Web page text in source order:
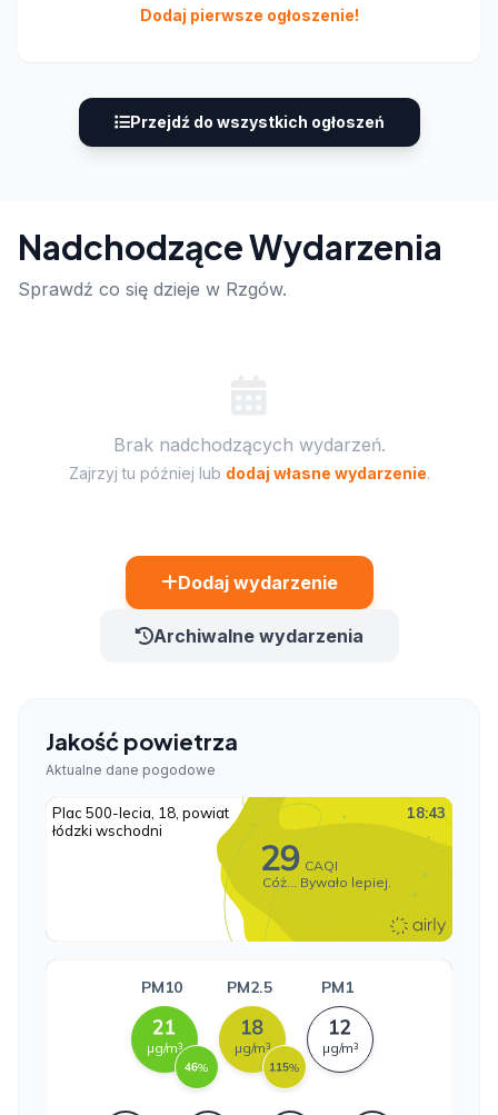
Dodaj pierwsze ogłoszenie!
Przejdź do wszystkich ogłoszeń
Nadchodzące Wydarzenia
Sprawdź co się dzieje w Rzgów.
Brak nadchodzących wydarzeń.
Zajrzyj tu później lub dodaj własne wydarzenie.
Dodaj wydarzenie
Archiwalne wydarzenia
Jakość powietrza
Aktualne dane pogodowe